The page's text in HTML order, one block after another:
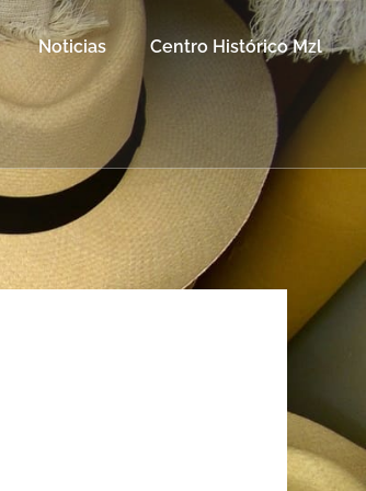
Noticias Centro Histórico Mzl